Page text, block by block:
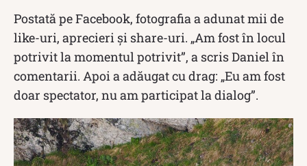
Postată pe Facebook, fotografia a adunat mii de
like-uri, aprecieri și share-uri. „Am fost în locul
potrivit la momentul potrivit”, a scris Daniel în
comentarii. Apoi a adăugat cu drag: „Eu am fost
doar spectator, nu am participat la dialog”.